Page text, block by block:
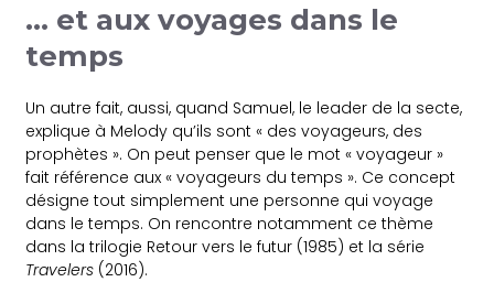
… et aux voyages dans le
temps
Un autre fait, aussi, quand Samuel, le leader de la secte,
explique à Melody qu’ils sont « des voyageurs, des
prophètes ». On peut penser que le mot « voyageur »
fait référence aux « voyageurs du temps ». Ce concept
désigne tout simplement une personne qui voyage
dans le temps. On rencontre notamment ce thème
dans la trilogie Retour vers le futur (1985) et la série
Travelers (2016).